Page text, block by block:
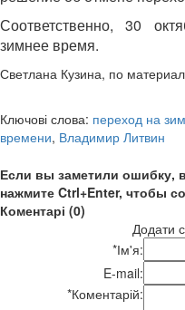
Соответственно, 30
зимнее время.
Светлана Кузина, по
Ключові слова: переход на
времени, Владимир Литвин
Если вы заметили ошибку,
нажмите Ctrl+Enter, чтобы
Коментарі (0)
Додати
*Ім'я:
E-mail:
*Коментарій: